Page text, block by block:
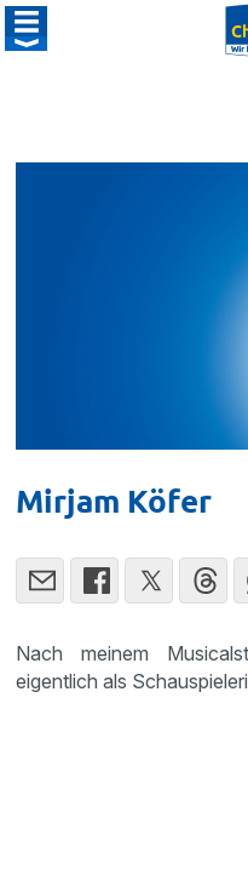
Mirjam Köfer
Nach meinem
eigentlich als